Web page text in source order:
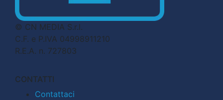
© CN MEDIA S.r.l.
C.F. e P.IVA 04998911210
R.E.A. n. 727803
CONTATTI
Contattaci